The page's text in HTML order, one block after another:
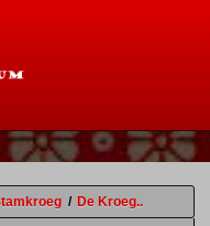
/ De Kroeg..